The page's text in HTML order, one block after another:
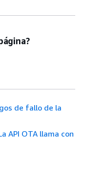
de fallo de la
API OTA llama con